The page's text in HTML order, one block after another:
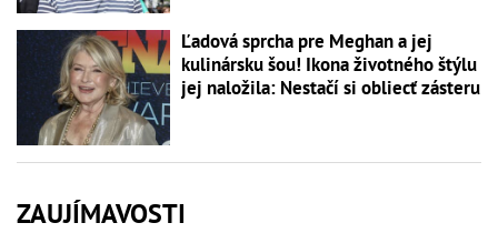
Ľadová sprcha pre Meghan a jej
kulinársku šou! Ikona životného štýlu
jej naložila: Nestačí si obliecť zásteru
ZAUJÍMAVOSTI